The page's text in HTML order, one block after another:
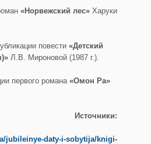
«Норвежский лес» Харуки
повести «Детский
Л.В. Мироновой (1987 г.).
первого романа «Омон Ра»
Источники:
jubileinye-daty-i-sobytija/knigi-